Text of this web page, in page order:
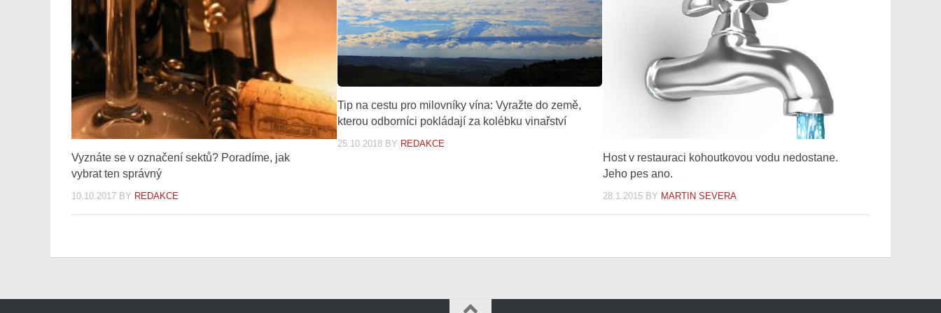
Vyznáte se v označení sektů? Poradíme, jak
vybrat ten správný
10.10.2017 BY REDAKCE
Tip na cestu pro milovníky vína: Vyražte do země,
kterou odborníci pokládají za kolébku vinařství
25.10.2018BY REDAKCE
Host v restauraci kohoutkovou vodu nedostane.
Jeho pes ano.
28.1.2015 BY MARTIN SEVERA